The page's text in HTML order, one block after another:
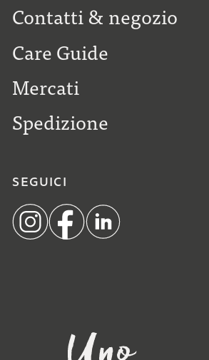
Contatti & negozio
Care Guide
Mercati
Spedizione
SEGUICI